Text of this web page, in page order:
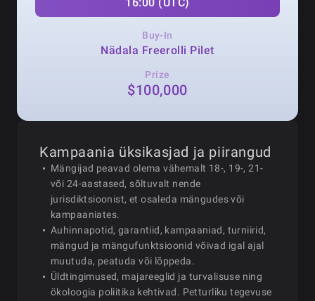
16:00 (UTC)
Buy-In
Nädala Freerolli Pilet
Prize
$100,000
Kampaania üksikasjad ja piirangud
Mängijad peavad olema vähemalt 18-, 19-, 21-
või 24-aastased, sõltuvalt nende
jurisdiktsioonist, et osaleda mängudes või
kampaaniates.
Auhinnapotid, garantiid, kampaaniad, turniirid,
mängud ja mängufunktsioonid võivad igal ajal
muutuda, peatuda või lõppeda.
Üldtingimused, majareeglid ja turvalisuse ning
ökoloogia poliitika kehtivad. Petturliku tegevuse